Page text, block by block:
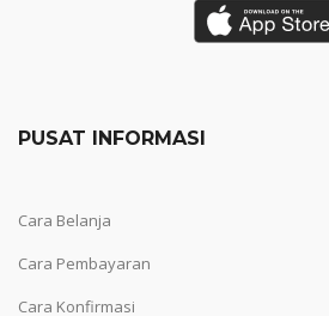
PUSAT INFORMASI
Cara Belanja
Cara Pembayaran
Cara Konfirmasi